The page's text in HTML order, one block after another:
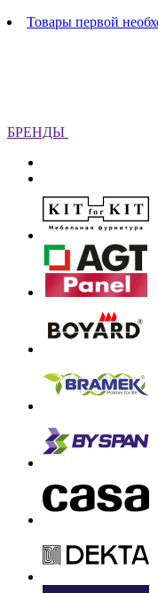
Товары первой
БРЕНДЫ